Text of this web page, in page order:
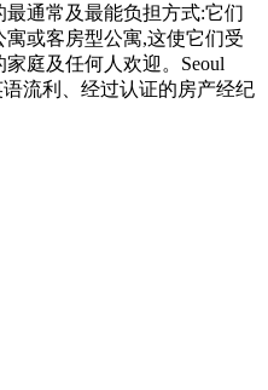
通常及最能负担方式:它们
或客房型公寓,这使它们受
庭及任何人欢迎。Seoul
流利、经过认证的房产经纪